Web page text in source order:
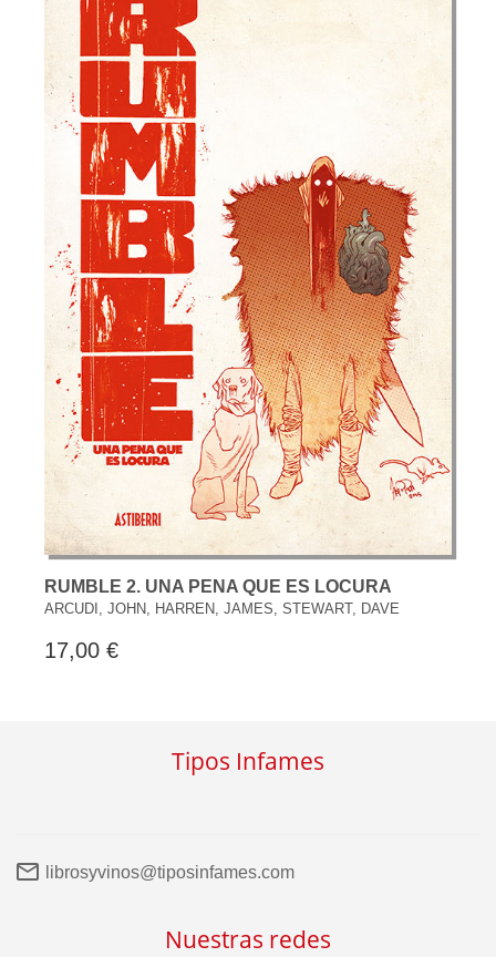
RUMBLE 2. UNA PENA QUE ES LOCURA
ARCUDI, JOHN, HARREN, JAMES, STEWART, DAVE
17,00 €
Tipos Infames
librosyvinos@tiposinfames.com
Nuestras redes